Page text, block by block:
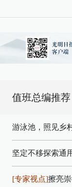
值班总编推荐
游泳池，照见乡
坚定不移探索通
[专家视点]擦亮